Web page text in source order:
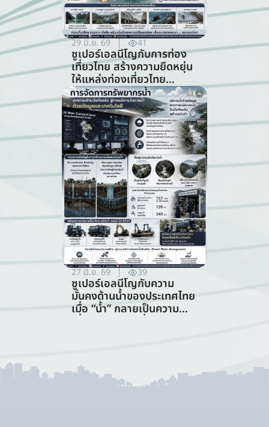
29 มิ.ย. 69 41
ซูเปอร์เอลนีโญกับการท่อง
เที่ยวไทย สร้างความยืดหยุ่น
ให้แหล่งท่องเที่ยวไทย
ท่ามกลางความท้าทายจาก
สภาพภูมิอากาศ (สาขาการ
ท่องเที่ยว)
27 มิ.ย. 69 39
ซูเปอร์เอลนีโญกับความ
มั่นคงด้านน้ำของประเทศไทย
เมื่อ “น้ำ” กลายเป็นความ